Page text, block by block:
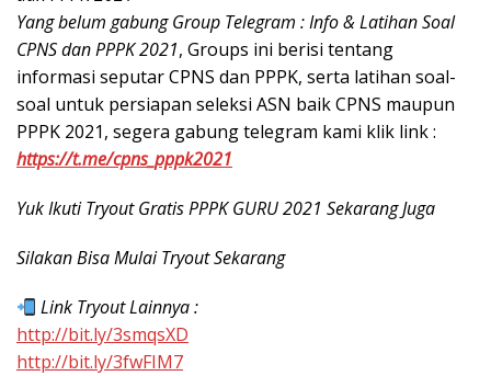
Yang belum gabung Group Telegram : Info & Latihan Soal
CPNS dan PPPK 2021, Groups ini berisi tentang
informasi seputar CPNS dan PPPK, serta latihan soal-
soal untuk persiapan seleksi ASN baik CPNS maupun
PPPK 2021, segera gabung telegram kami klik link :
https://t.me/cpns_pppk2021
Yuk Ikuti Tryout Gratis PPPK GURU 2021 Sekarang Juga
Silakan Bisa Mulai Tryout Sekarang
Link Tryout Lainnya :
http://bit.ly/3smqsXD
http://bit.ly/3fwFIM7